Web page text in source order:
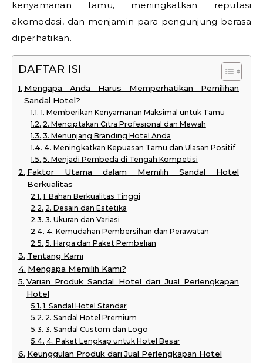
kenyamanan tamu, meningkatkan reputasi
akomodasi, dan menjamin para pengunjung berasa
diperhatikan.
DAFTAR ISI
Mengapa Anda Harus Memperhatikan Pemilihan
Sandal Hotel?
1. Memberikan Kenyamanan Maksimal untuk Tamu
2. Menciptakan Citra Profesional dan Mewah
3. Menunjang Branding Hotel Anda
4. Meningkatkan Kepuasan Tamu dan Ulasan Positif
5. Menjadi Pembeda di Tengah Kompetisi
Faktor Utama dalam Memilih Sandal Hotel
Berkualitas
1. Bahan Berkualitas Tinggi
2. Desain dan Estetika
3. Ukuran dan Variasi
4. Kemudahan Pembersihan dan Perawatan
5. Harga dan Paket Pembelian
Tentang Kami
Mengapa Memilih Kami?
Varian Produk Sandal Hotel dari Jual Perlengkapan
Hotel
1. Sandal Hotel Standar
2. Sandal Hotel Premium
3. Sandal Custom dan Logo
4. Paket Lengkap untuk Hotel Besar
Keunggulan Produk dari Jual Perlengkapan Hotel